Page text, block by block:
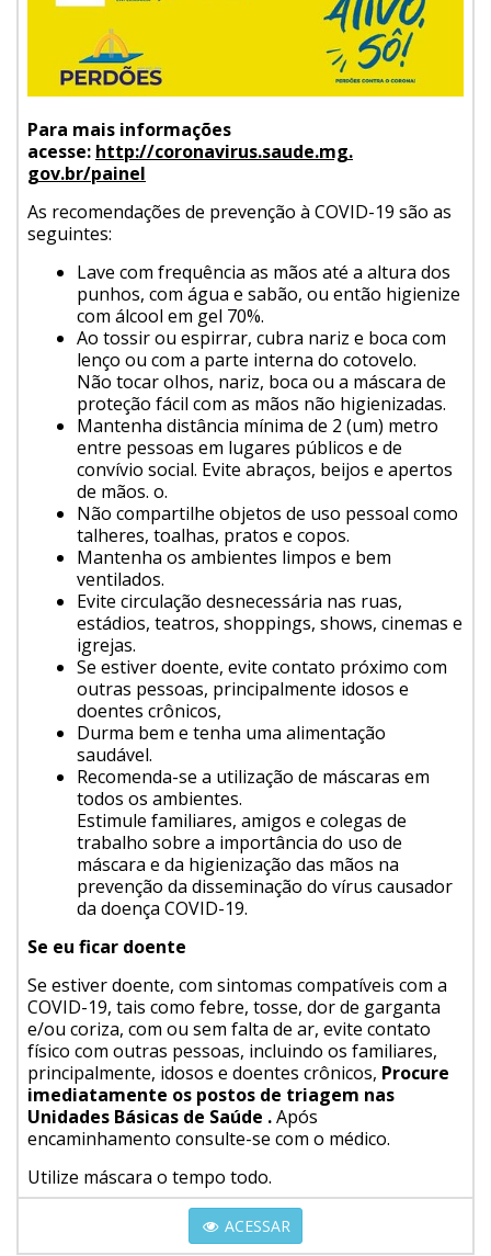
Para mais informações
acesse: http://coronavirus.saude.mg.
gov.br/painel
As recomendações de prevenção à COVID-19 são as
seguintes:
Lave com frequência as mãos até a altura dos
punhos, com água e sabão, ou então higienize
com álcool em gel 70%.
Ao tossir ou espirrar, cubra nariz e boca com
lenço ou com a parte interna do cotovelo.
Não tocar olhos, nariz, boca ou a máscara de
proteção fácil com as mãos não higienizadas.
Mantenha distância mínima de 2 (um) metro
entre pessoas em lugares públicos e de
convívio social. Evite abraços, beijos e apertos
de mãos. o.
Não compartilhe objetos de uso pessoal como
talheres, toalhas, pratos e copos.
Mantenha os ambientes limpos e bem
ventilados.
Evite circulação desnecessária nas ruas,
estádios, teatros, shoppings, shows, cinemas e
igrejas.
Se estiver doente, evite contato próximo com
outras pessoas, principalmente idosos e
doentes crônicos,
Durma bem e tenha uma alimentação
saudável.
Recomenda-se a utilização de máscaras em
todos os ambientes.
Estimule familiares, amigos e colegas de
trabalho sobre a importância do uso de
máscara e da higienização das mãos na
prevenção da disseminação do vírus causador
da doença COVID-19.
Se eu ficar doente
Se estiver doente, com sintomas compatíveis com a
COVID-19, tais como febre, tosse, dor de garganta
e/ou coriza, com ou sem falta de ar, evite contato
físico com outras pessoas, incluindo os familiares,
principalmente, idosos e doentes crônicos, Procure
imediatamente os postos de triagem nas
Unidades Básicas de Saúde .Após
encaminhamento consulte-se com o médico.
Utilize máscara o tempo todo.
ACESSAR